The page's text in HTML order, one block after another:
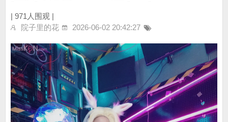
| 971人围观 |
院子里的花
2026-06-02 20:42:27